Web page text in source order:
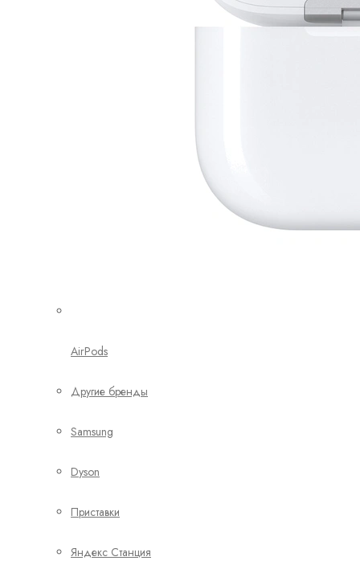
AirPods
Другие бренды
Samsung
Dyson
Приставки
Яндекс Станция